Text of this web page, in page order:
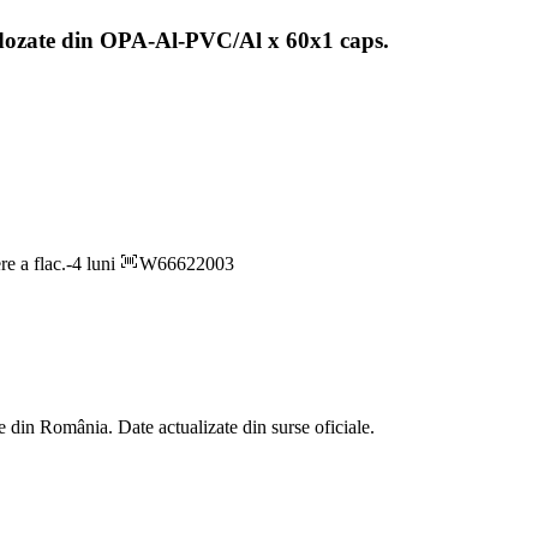
din OPA-Al-PVC/Al x 60x1 caps.
a flac.-4 luni
W66622003
din România. Date actualizate din surse oficiale.